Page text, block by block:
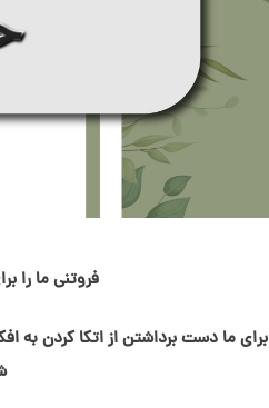
فروتنی ما
برای ما دست برداشتن از اتکا کردن به